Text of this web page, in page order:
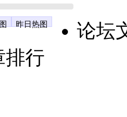
昨日热图
论坛
排行